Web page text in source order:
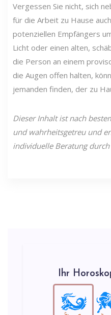
Vergessen Sie nicht, sich
für die Arbeit zu Hause
potenziellen Empfängers
Licht oder einen alten,
die Person an einem
die Augen offen halten,
jemanden finden, der zu
Dieser Inhalt ist nach
und wahrheitsgetreu und
individuelle Beratung
Ihr